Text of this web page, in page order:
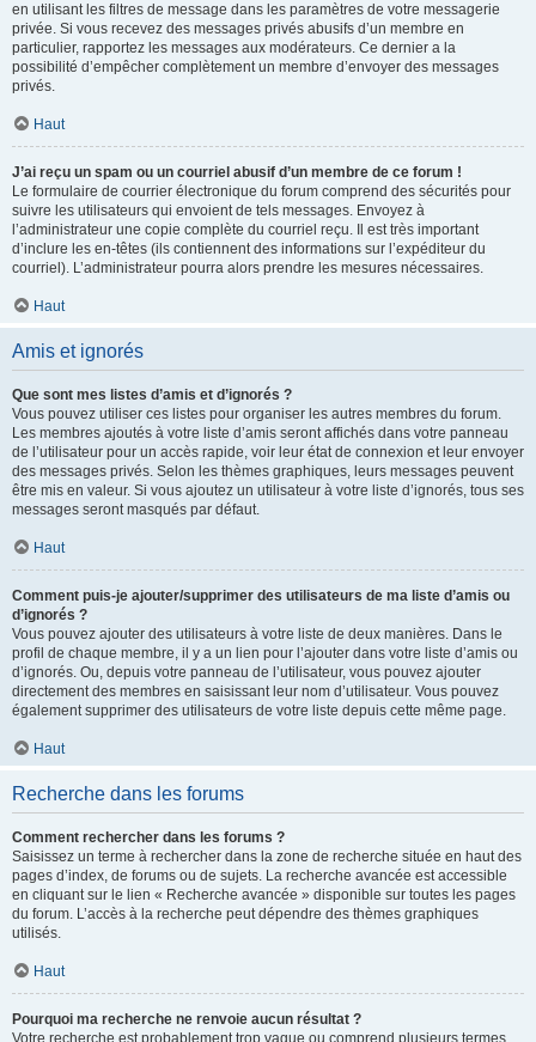
en utilisant les filtres de message dans les paramètres de votre messagerie
privée. Si vous recevez des messages privés abusifs d’un membre en
particulier, rapportez les messages aux modérateurs. Ce dernier a la
possibilité d’empêcher complètement un membre d’envoyer des messages
privés.
Haut
J’ai reçu un spam ou un courriel abusif d’un membre de ce forum !
Le formulaire de courrier électronique du forum comprend des sécurités pour
suivre les utilisateurs qui envoient de tels messages. Envoyez à
l’administrateur une copie complète du courriel reçu. Il est très important
d’inclure les en-têtes (ils contiennent des informations sur l’expéditeur du
courriel). L’administrateur pourra alors prendre les mesures nécessaires.
Haut
Amis et ignorés
Que sont mes listes d’amis et d’ignorés ?
Vous pouvez utiliser ces listes pour organiser les autres membres du forum.
Les membres ajoutés à votre liste d’amis seront affichés dans votre panneau
de l’utilisateur pour un accès rapide, voir leur état de connexion et leur envoyer
des messages privés. Selon les thèmes graphiques, leurs messages peuvent
être mis en valeur. Si vous ajoutez un utilisateur à votre liste d’ignorés, tous ses
messages seront masqués par défaut.
Haut
Comment puis-je ajouter/supprimer des utilisateurs de ma liste d’amis ou
d’ignorés ?
Vous pouvez ajouter des utilisateurs à votre liste de deux manières. Dans le
profil de chaque membre, il y a un lien pour l’ajouter dans votre liste d’amis ou
d’ignorés. Ou, depuis votre panneau de l’utilisateur, vous pouvez ajouter
directement des membres en saisissant leur nom d’utilisateur. Vous pouvez
également supprimer des utilisateurs de votre liste depuis cette même page.
Haut
Recherche dans les forums
Comment rechercher dans les forums ?
Saisissez un terme à rechercher dans la zone de recherche située en haut des
pages d’index, de forums ou de sujets. La recherche avancée est accessible
en cliquant sur le lien « Recherche avancée » disponible sur toutes les pages
du forum. L’accès à la recherche peut dépendre des thèmes graphiques
utilisés.
Haut
Pourquoi ma recherche ne renvoie aucun résultat ?
Votre recherche est probablement trop vague ou comprend plusieurs termes